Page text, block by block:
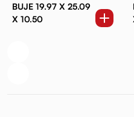
BUJE 19.97 X 25.09
X 10.50